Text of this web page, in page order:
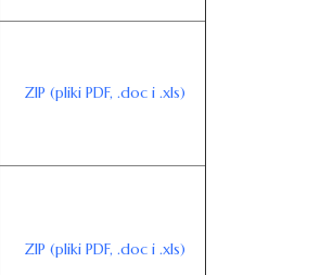
ZIP (pliki PDF, .doc i .xls)
ZIP (pliki PDF, .doc i .xls)